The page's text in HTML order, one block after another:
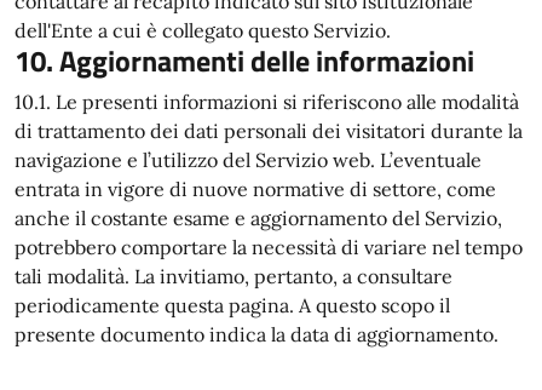
dell'Ente a cui è collegato questo Servizio.
10. Aggiornamenti delle informazioni
10.1. Le presenti informazioni si riferiscono alle modalità
di trattamento dei dati personali dei visitatori durante la
navigazione e l’utilizzo del Servizio web. L’eventuale
entrata in vigore di nuove normative di settore, come
anche il costante esame e aggiornamento del Servizio,
potrebbero comportare la necessità di variare nel tempo
tali modalità. La invitiamo, pertanto, a consultare
periodicamente questa pagina. A questo scopo il
presente documento indica la data di aggiornamento.